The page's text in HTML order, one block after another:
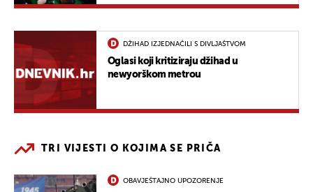
DŽIHAD IZJEDNAČILI S DIVLJAŠTVOM
Oglasi koji kritiziraju džihad u
newyorškom metrou
TRI VIJESTI O KOJIMA SE PRIČA
OBAVJEŠTAJNO UPOZORENJE